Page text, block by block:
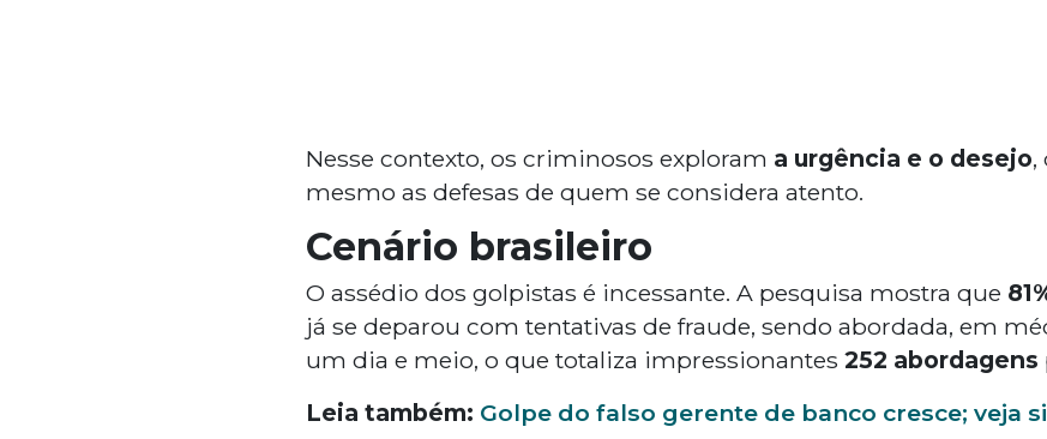
Nesse contexto, os criminosos exploram a urgência e o desejo,
mesmo as defesas de quem se considera atento.
Cenário brasileiro
O assédio dos golpistas é incessante. A pesquisa mostra que
já se deparou com tentativas de fraude, sendo abordada, em
um dia e meio, o que totaliza impressionantes 252 abordagens
Leia também: Golpe do falso gerente de banco cresce; veja